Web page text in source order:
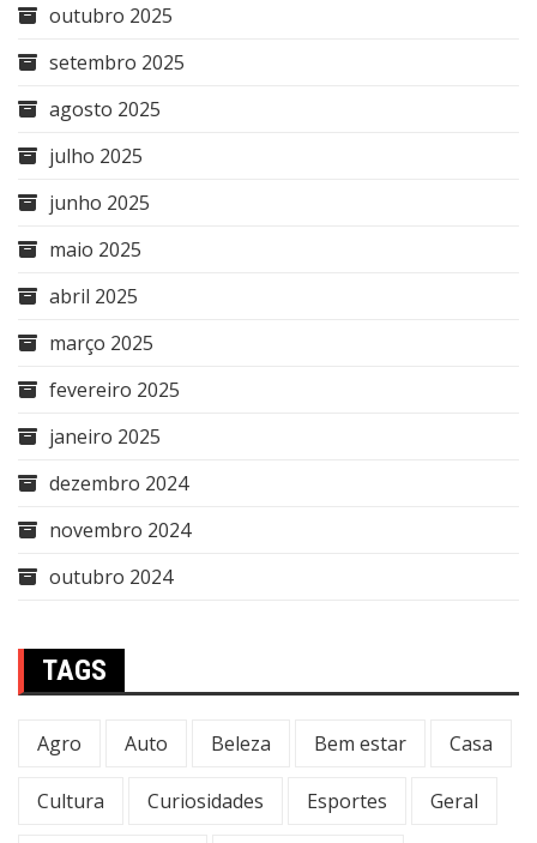
outubro 2025
setembro 2025
agosto 2025
julho 2025
junho 2025
maio 2025
abril 2025
março 2025
fevereiro 2025
janeiro 2025
dezembro 2024
novembro 2024
outubro 2024
TAGS
Agro Auto Beleza Bem estar Casa
Cultura Curiosidades Esportes Geral